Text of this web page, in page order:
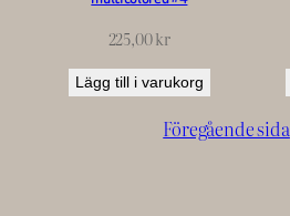
225,00kr
Lägg till i varukorg
Föregående sida